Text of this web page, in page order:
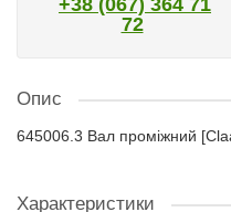
+38 (067) 364 71
72
Опис
645006.3 Вал проміжний
Характеристики